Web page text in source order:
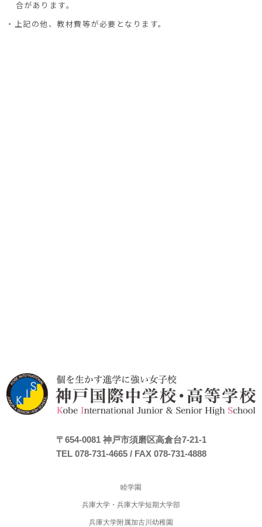
合があります。
・上記の他、教材費等が必要となります。
〒654-0081 神戸市須磨区高倉台7-21-1
TEL 078-731-4665/ FAX 078-731-4888
睦学園
兵庫大学・兵庫大学短期大学部
兵庫大学附属加古川幼稚園